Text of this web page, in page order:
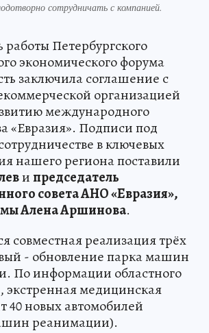
сотрудничать с компанией.
работы Петербургского
экономического форума
заключила соглашение с
организацией
международного
«Евразия». Подписи под
в ключевых
нашего региона поставили
ипредседатель
совета АНО «Евразия»,
Алена Аршинова.
совместная реализация трёх
- обновление парка машин
По информации областного
экстренная медицинская
40 новых автомобилей
реанимации).